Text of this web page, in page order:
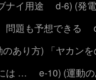
ナイ用途
d-6) (発
問題も予想できる
のあり方) 「ヤカン
は …
e-10) (運動